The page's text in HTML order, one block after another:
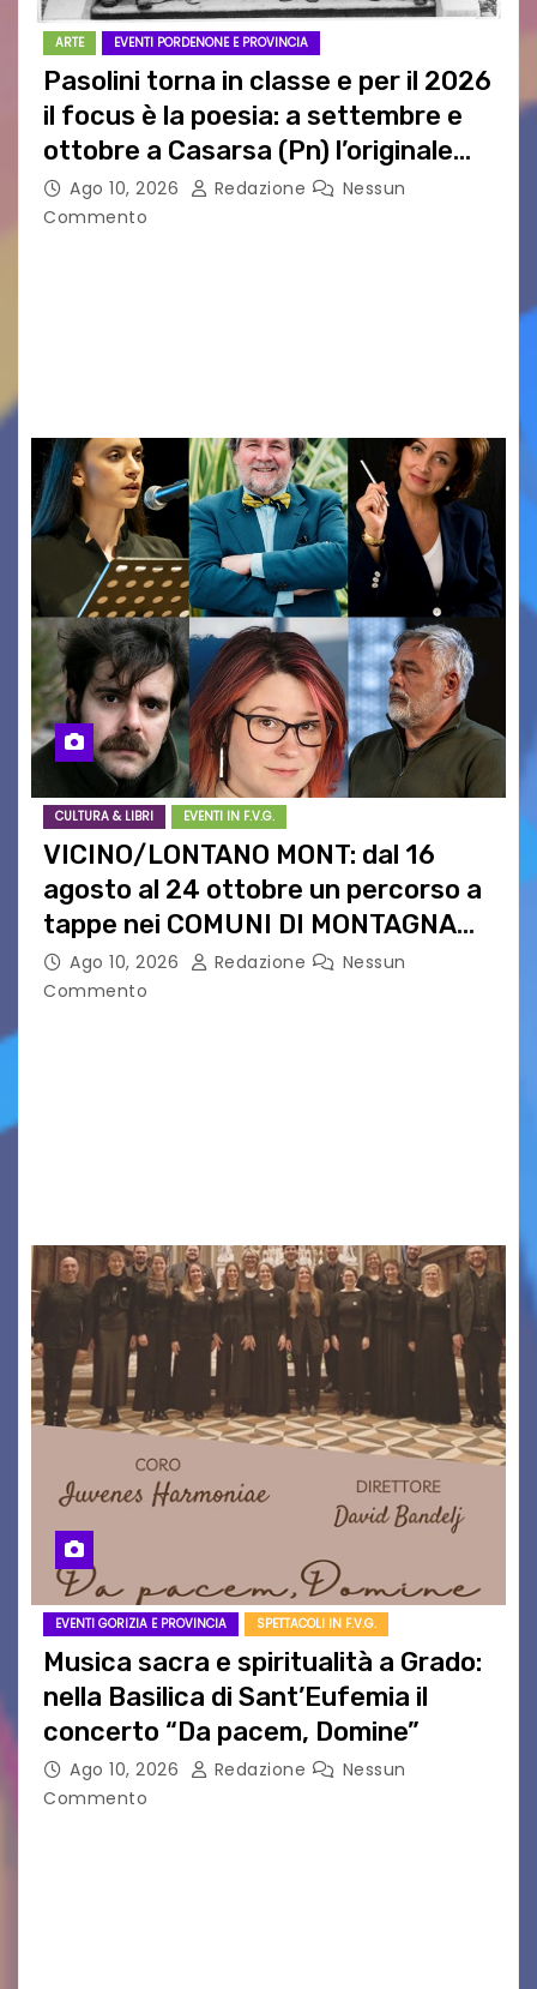
ARTE EVENTI PORDENONE E PROVINCIA
Pasolini torna in classe e per il 2026
il focus è la poesia: a settembre e
ottobre a Casarsa (Pn) l’originale
percorso per docenti delle scuole
medie e superiori
Ago 10, 2026 Redazione
Nessun
Commento
CULTURA & LIBRI EVENTI IN F.V.G.
VICINO/LONTANO MONT: dal 16
agosto al 24 ottobre un percorso a
tappe nei COMUNI DI MONTAGNA
DEL FVG
Ago 10, 2026 Redazione
Nessun
Commento
EVENTI GORIZIA E PROVINCIA SPETTACOLI IN F.V.G.
Musica sacra e spiritualità a Grado:
nella Basilica di Sant’Eufemia il
concerto “Da pacem, Domine”
Ago 10, 2026 Redazione
Nessun
Commento